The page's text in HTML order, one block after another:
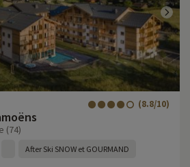
(8.8/10)
(74)
After Ski SNOW et GOURMAND